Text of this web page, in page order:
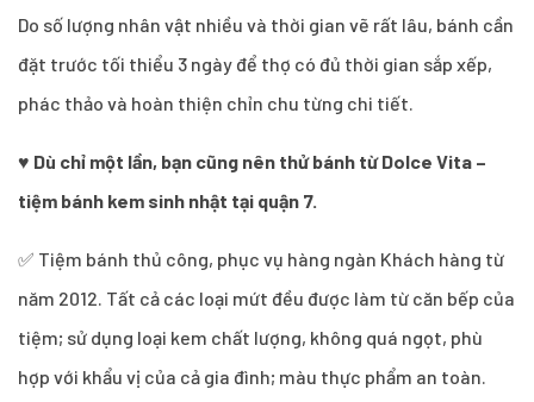
Do số lượng nhân vật nhiều và thời gian vẽ rất lâu, bánh cần
đặt trước tối thiểu 3 ngày để thợ có đủ thời gian sắp xếp,
phác thảo và hoàn thiện chỉn chu từng chi tiết.
♥ Dù chỉ một lần, bạn cũng nên thử bánh từ Dolce Vita –
tiệm bánh kem sinh nhật tại quận 7.
✅ Tiệm bánh thủ công, phục vụ hàng ngàn Khách hàng từ
năm 2012. Tất cả các loại mứt đều được làm từ căn bếp của
tiệm; sử dụng loại kem chất lượng, không quá ngọt, phù
hợp với khẩu vị của cả gia đình; màu thực phẩm an toàn.